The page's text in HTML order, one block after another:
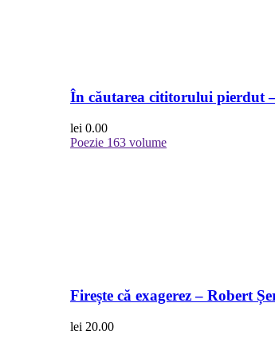
În căutarea cititorului pierdut
lei 0.00
Poezie 163 volume
Firește că exagerez – Robert
lei 20.00